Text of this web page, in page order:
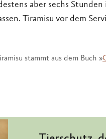
aber sechs
Tiramisu vor dem
stammt aus dem Buch »